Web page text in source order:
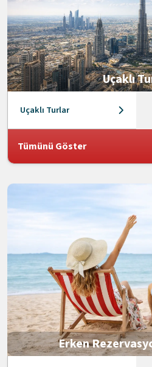
Uçaklı
Uçaklı Turlar
Tümünü Göster
Erken